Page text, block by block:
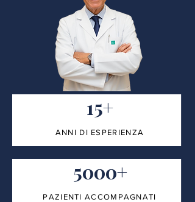
15+
ANNI DI ESPERIENZA
5000+
PAZIENTI ACCOMPAGNATI